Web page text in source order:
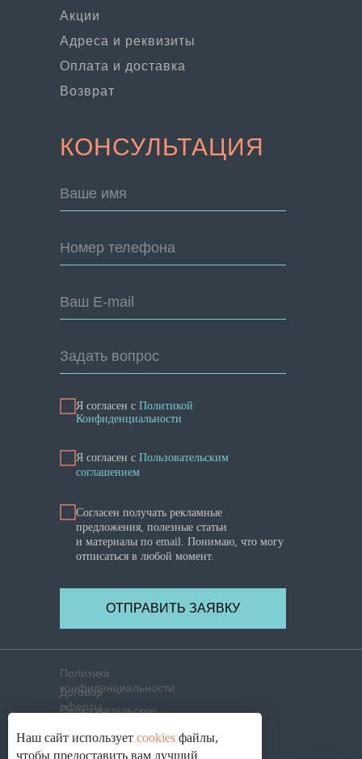
Адреса и реквизиты
КОНСУЛЬТАЦИЯ
Ваше имя
Номер телефона
Ваш E-mail
Задать вопрос
Я согласен с Политикой
Конфиденциальности
Я cогласен с Пользовательским
соглашением
Согласен получать рекламные
предложения, полезные статьи
и материалы по email. Понимаю, что могу
отписаться в любой момент.
ОТПРАВИТЬ ЗАЯВКУ
Оплата и доставка
Политика
конфиденциальности
Согласие на обработку
cookies
Пользовательское
Договор
оферты
Возврат
Акции
Наш сайт использует cookies файлы,
чтобы предоставить вам лучший